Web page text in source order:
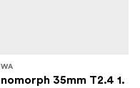
35mm T2.4 1.